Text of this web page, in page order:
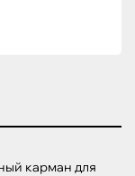
карман для